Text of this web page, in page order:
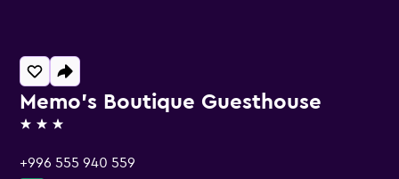
Memo's Boutique Guesthouse
3 estrellas
+996 555 940 559